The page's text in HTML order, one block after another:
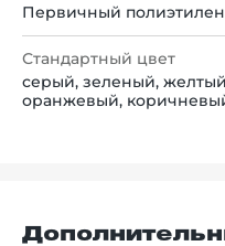
Первичный полиэтилен
Стандартный цвет
серый, зеленый,
оранжевый,